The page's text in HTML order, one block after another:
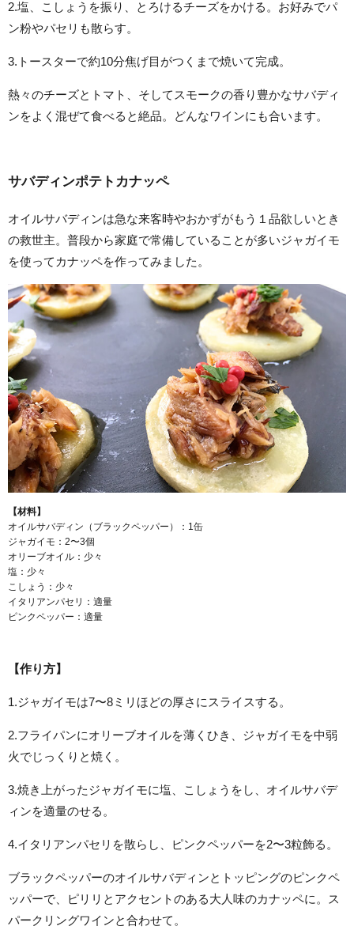
2.塩、こしょうを振り、とろけるチーズをかける。お好みでパ
ン粉やパセリも散らす。
3.トースターで約10分焦げ目がつくまで焼いて完成。
熱々のチーズとトマト、そしてスモークの香り豊かなサバディ
ンをよく混ぜて食べると絶品。どんなワインにも合います。
サバディンポテトカナッペ
オイルサバディンは急な来客時やおかずがもう１品欲しいとき
の救世主。普段から家庭で常備していることが多いジャガイモ
を使ってカナッペを作ってみました。
【材料】
オイルサバディン（ブラックペッパー）：1缶
ジャガイモ：2〜3個
オリーブオイル：少々
塩：少々
こしょう：少々
イタリアンパセリ：適量
ピンクペッパー：適量
【作り方】
1.ジャガイモは7〜8ミリほどの厚さにスライスする。
2.フライパンにオリーブオイルを薄くひき、ジャガイモを中弱
火でじっくりと焼く。
3.焼き上がったジャガイモに塩、こしょうをし、オイルサバデ
ィンを適量のせる。
4.イタリアンパセリを散らし、ピンクペッパーを2〜3粒飾る。
ブラックペッパーのオイルサバディンとトッピングのピンクペ
ッパーで、ピリリとアクセントのある大人味のカナッペに。ス
パークリングワインと合わせて。